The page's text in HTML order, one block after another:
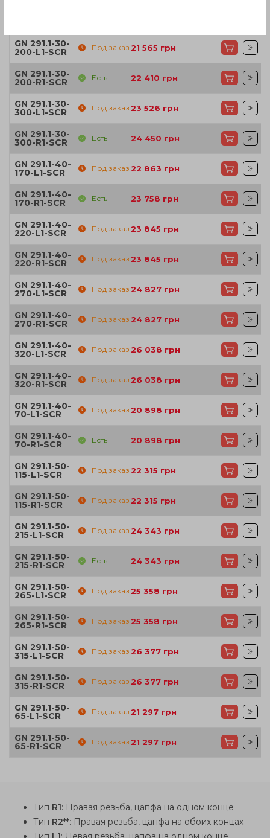
GN 291.1-30-
200-L1-SCR Под заказ 21 565 грн
GN 291.1-30-
200-R1-SCR Есть 22 410 грн
GN 291.1-30-
300-L1-SCR Под заказ 23 526 грн
GN 291.1-30-
300-R1-SCR Есть 24 450 грн
GN 291.1-40-
170-L1-SCR Под заказ 22 863 грн
GN 291.1-40-
170-R1-SCR Есть 23 758 грн
GN 291.1-40-
220-L1-SCR Под заказ 23 845 грн
GN 291.1-40-
220-R1-SCR Под заказ 23 845 грн
GN 291.1-40-
270-L1-SCR Под заказ 24 827 грн
GN 291.1-40-
270-R1-SCR Под заказ 24 827 грн
GN 291.1-40-
320-L1-SCR Под заказ 26 038 грн
GN 291.1-40-
320-R1-SCR Под заказ 26 038 грн
GN 291.1-40-
70-L1-SCR Под заказ 20 898 грн
GN 291.1-40-
70-R1-SCR Есть 20 898 грн
GN 291.1-50-
115-L1-SCR Под заказ 22 315 грн
GN 291.1-50-
115-R1-SCR Под заказ 22 315 грн
GN 291.1-50-
215-L1-SCR Под заказ 24 343 грн
GN 291.1-50-
215-R1-SCR Есть 24 343 грн
GN 291.1-50-
265-L1-SCR Под заказ 25 358 грн
GN 291.1-50-
265-R1-SCR Под заказ 25 358 грн
GN 291.1-50-
315-L1-SCR Под заказ 26 377 грн
GN 291.1-50-
315-R1-SCR Под заказ 26 377 грн
GN 291.1-50-
65-L1-SCR Под заказ 21 297 грн
GN 291.1-50-
65-R1-SCR Под заказ 21 297 грн
Тип R1: Правая резьба, цапфа на одном конце
Тип R2**: Правая резьба, цапфа на обоих концах